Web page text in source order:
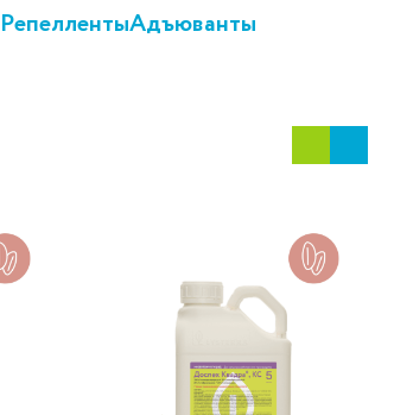
РепеллентыАдъюванты